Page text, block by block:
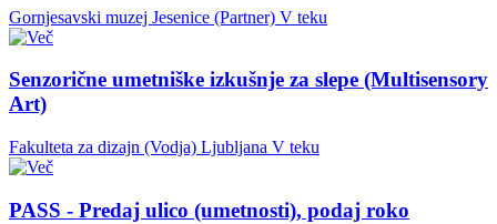
Gornjesavski muzej Jesenice (Partner) V teku
Senzorične umetniške izkušnje za slepe (Multisensory
Art)
Fakulteta za dizajn (Vodja) Ljubljana V teku
PASS - Predaj ulico (umetnosti), podaj roko